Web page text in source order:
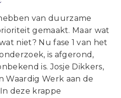
van duurzame
gemaakt. Maar wat
niet? Nu fase 1 van het
is afgerond,
is. Josje Dikkers,
Waardig Werk aan de
deze krappe